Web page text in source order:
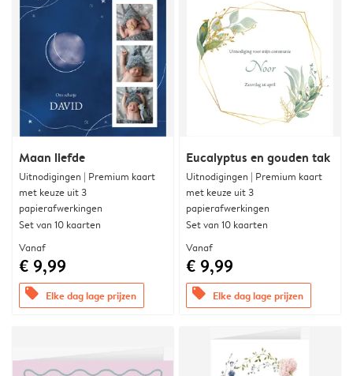
Maan liefde
Uitnodigingen | Premium kaart
met keuze uit 3
papierafwerkingen
Set van 10 kaarten
Vanaf
€ 9,99
offers Elke dag lage prijzen
Eucalyptus en gouden tak
Uitnodigingen | Premium kaart
met keuze uit 3
papierafwerkingen
Set van 10 kaarten
Vanaf
€ 9,99
offers Elke dag lage prijzen